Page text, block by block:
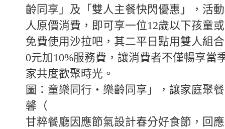
齡同享」及「雙人主餐快閃優惠」，活
人原價消費，即可享一位12歲以下孩童
免費使用沙拉吧，其二平日點用雙人組
0元加10%服務費，讓消費者不僅暢享當
家共度歡聚時光。
圖：童樂同行・樂齡同享」，讓家庭聚
馨（
甘粹餐廳因應節氣設計春分好食節，回